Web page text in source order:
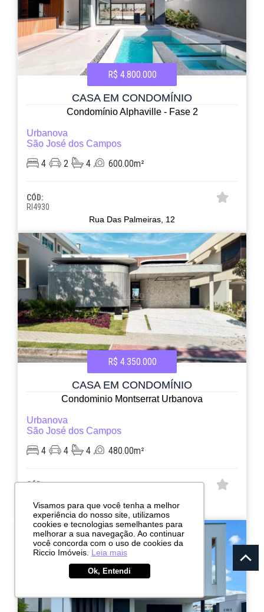
R$ 4.800.000
CASA EM CONDOMÍNIO
Condomínio Alphaville - Fase 2
Urbanova
São José dos Campos
4 2 4 600.00m²
CÓD:
RI4930
Rua Das Palmeiras, 12
R$ 4.350.000
CASA EM CONDOMÍNIO
Condominio Montserrat Urbanova
Urbanova
São José dos Campos
4 4 4 480.00m²
CÓD:
Rua Armando de Souza Guedes, 1
ESTUDA PERMUTA
Visamos para que você tenha a melhor
experiência do nosso site, utilizamos
cookies e tecnologias semelhantes para
melhorar a sua navegação. Ao continuar
você concorda com o uso de cookies da
Riccio Imóveis. Leia mais
Ok, Entendi